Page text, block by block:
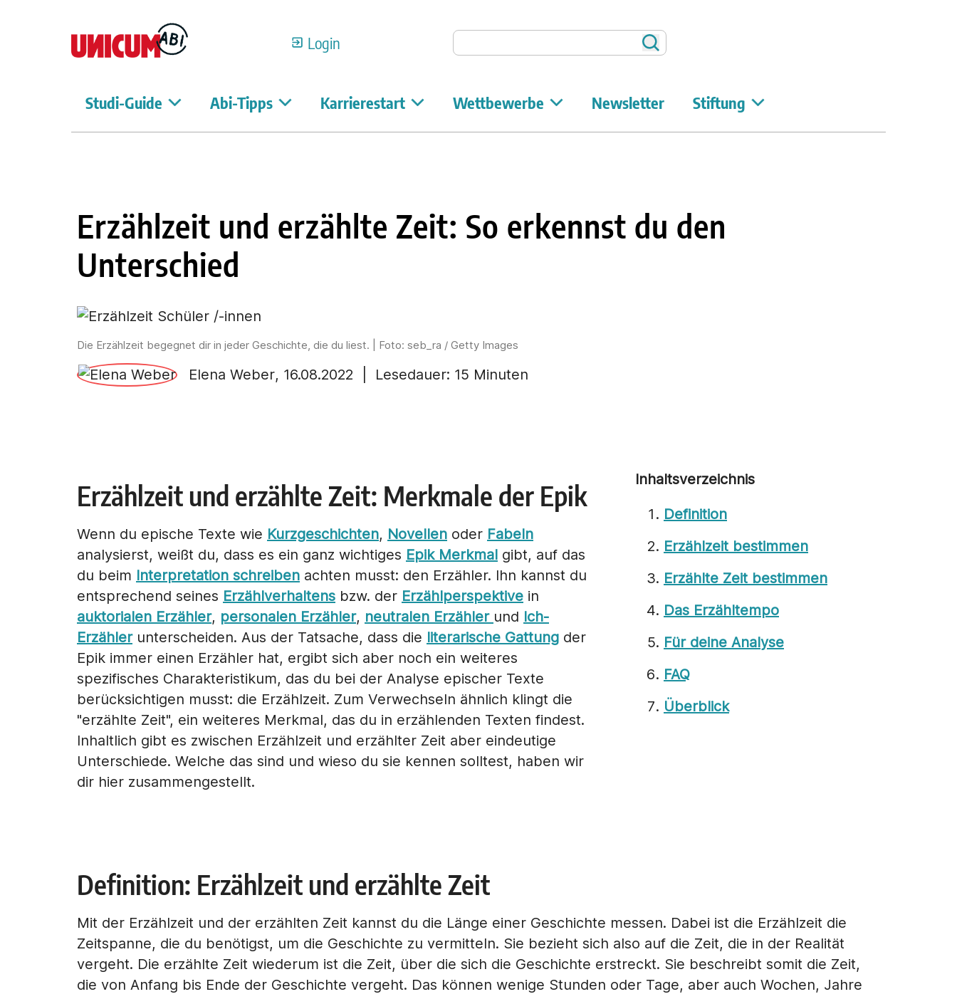
Login Auf Unicum suchen Suchen
Studi-Guide Abi-Tipps Karrierestart Wettbewerbe Newsletter Stiftung
Erzählzeit und erzählte Zeit: So erkennst du den
Unterschied
Die Erzählzeit begegnet dir in jeder Geschichte, die du liest. | Foto: seb_ra / Getty Images
Elena Weber, 16.08.2022 | Lesedauer: 15 Minuten
Erzählzeit und erzählte Zeit: Merkmale der Epik
Wenn du epische Texte wie Kurzgeschichten, Novellen oder Fabeln
analysierst, weißt du, dass es ein ganz wichtiges Epik Merkmal gibt, auf das
du beim Interpretation schreiben achten musst: den Erzähler. Ihn kannst du
entsprechend seines Erzählverhaltens bzw. der Erzählperspektive in
auktorialen Erzähler, personalen Erzähler, neutralen Erzähler und Ich-
Erzählerunterscheiden. Aus der Tatsache, dass die literarische Gattung der
Epik immer einen Erzähler hat, ergibt sich aber noch ein weiteres
spezifisches Charakteristikum, das du bei der Analyse epischer Texte
berücksichtigen musst: die Erzählzeit. Zum Verwechseln ähnlich klingt die
"erzählte Zeit", ein weiteres Merkmal, das du in erzählenden Texten findest.
Inhaltlich gibt es zwischen Erzählzeit und erzählter Zeit aber eindeutige
Unterschiede. Welche das sind und wieso du sie kennen solltest, haben wir
dir hier zusammengestellt.
Inhaltsverzeichnis
Definition
Erzählzeit bestimmen
Erzählte Zeit bestimmen
Das Erzähltempo
Für deine Analyse
FAQ
Überblick
Definition: Erzählzeit und erzählte Zeit
Mit der Erzählzeit und der erzählten Zeit kannst du die Länge einer Geschichte messen. Dabei ist die Erzählzeit die
Zeitspanne, die du benötigst, um die Geschichte zu vermitteln. Sie bezieht sich also auf die Zeit, die in der Realität
vergeht. Die erzählte Zeit wiederum ist die Zeit, über die sich die Geschichte erstreckt. Sie beschreibt somit die Zeit,
die von Anfang bis Ende der Geschichte vergeht. Das können wenige Stunden oder Tage, aber auch Wochen, Jahre